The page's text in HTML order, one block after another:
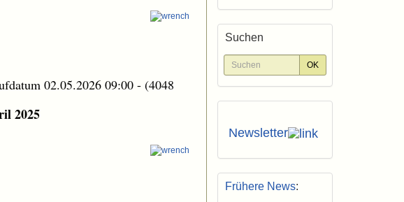
02.05.2026 09:00 - (4048
2025
Suchen
Newsletter
Frühere News: